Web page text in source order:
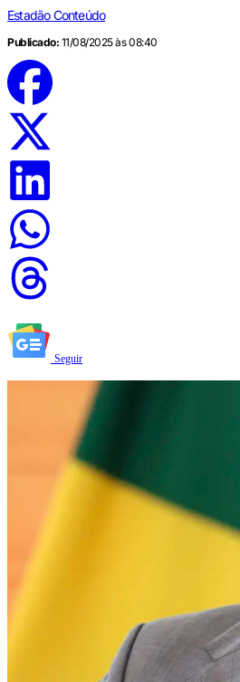
Estadão Conteúdo
Publicado: 11/08/2025 às 08:40
Seguir